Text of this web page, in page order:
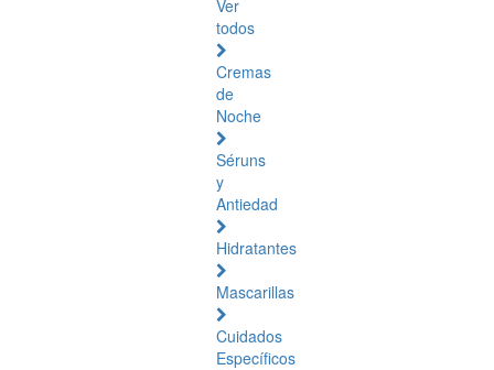
Ver
todos
Cremas
de
Noche
Séruns
y
Antiedad
Hidratantes
Mascarillas
Cuidados
Específicos